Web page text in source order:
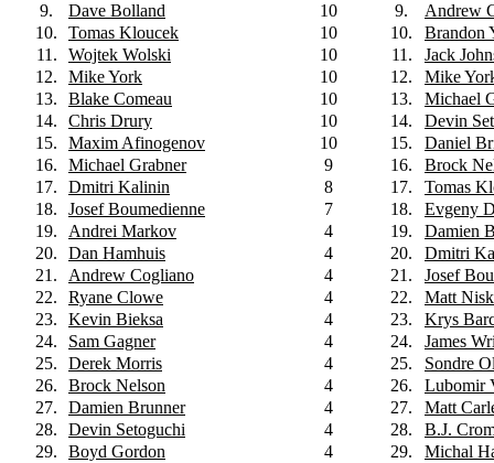
9.
Dave Bolland
10
10.
Tomas Kloucek
10
11.
Wojtek Wolski
10
12.
Mike York
10
13.
Blake Comeau
10
14.
Chris Drury
10
15.
Maxim Afinogenov
10
16.
Michael Grabner
9
17.
Dmitri Kalinin
8
18.
Josef Boumedienne
7
19.
Andrei Markov
4
20.
Dan Hamhuis
4
21.
Andrew Cogliano
4
22.
Ryane Clowe
4
23.
Kevin Bieksa
4
24.
Sam Gagner
4
25.
Derek Morris
4
26.
Brock Nelson
4
27.
Damien Brunner
4
28.
Devin Setoguchi
4
29.
Boyd Gordon
4
9.
Andrew
10.
Brandon
11.
Jack
12.
Mike
13.
Michael
14.
Devin
15.
Daniel
16.
Brock
17.
Tomas
18.
Evgeny
19.
Damien
20.
Dmitri
21.
Josef
22.
Matt
23.
Krys
24.
James
25.
Sondre
26.
Lubomir
27.
Matt
28.
B.J.
29.
Michal